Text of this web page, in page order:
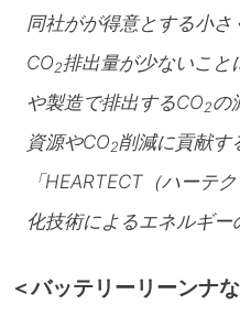
同社がが得意とする小
CO2排出量が少ないこと
や製造で排出するCO2の
資源やCO2削減に貢献す
「HEARTECT（ハーテ
化技術によるエネルギー
＜バッテリーリーンナ